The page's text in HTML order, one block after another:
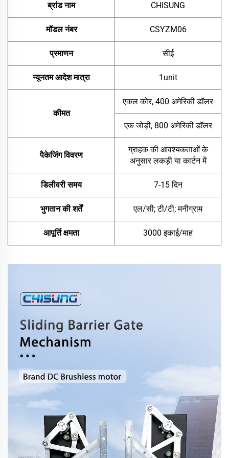
ब्रांड नाम CHISUNG
मॉडल नंबर CSYZM06
प्रमाणन सीई
न्यूनतम आदेश मात्रा 1unit
कीमत
एकल कोर, 400 अमेरिकी डॉलर
एक जोड़ी, 800 अमेरिकी डॉलर
पैकेजिंग विवरण
ग्राहक की आवश्यकताओं के
अनुसार लकड़ी या कार्टन में
डिलीवरी समय 7-15 दिन
भुगतान की शर्तें एल/सी; टी/टी; मनीग्राम
आपूर्ति क्षमता 3000 इकाई/माह